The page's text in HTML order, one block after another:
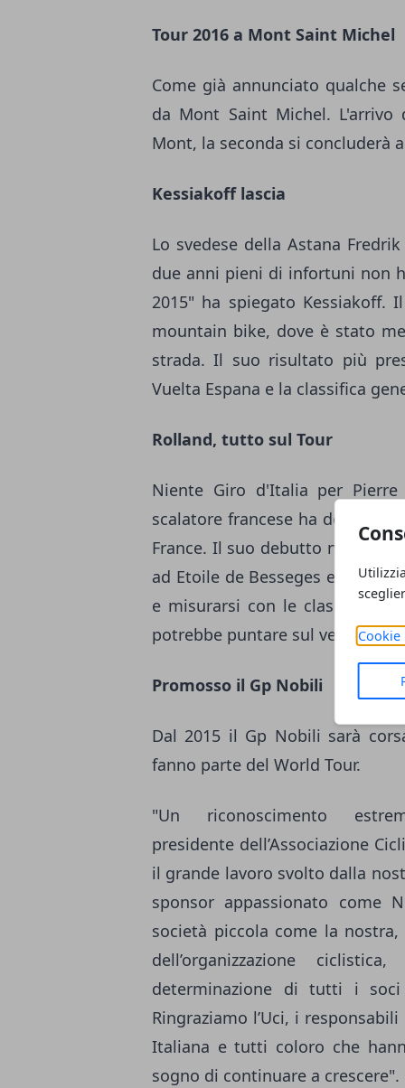
Cookie
Tour 2016 a Mont Saint Michel
Come già annunciato qualche
da Mont Saint Michel.
Mont, la seconda si concluderà
Kessiakoff lascia
Lo svedese della Astana
due anni pieni di infortuni non
2015" ha spiegato Kessiakoff.
mountain bike, dove è stato
strada. Il suo risultato più
Vuelta Espana e la classifica
Rolland, tutto sul Tour
Niente Giro d'Italia per
scalatore francese ha deciso di
France. Il suo debutto nella
ad Etoile de Besseges e
e misurarsi con le classiche
potrebbe puntare sul velocista
Promosso il Gp Nobili
Dal 2015 il Gp Nobili sarà
fanno parte del World Tour.
"Un riconoscimento
presidente dell’Associazione
il grande lavoro svolto dalla
sponsor appassionato come
società piccola come la
dell’organizzazione
determinazione di tutti i
Ringraziamo l’Uci, i
Italiana e tutti coloro che
sogno di continuare a crescere".